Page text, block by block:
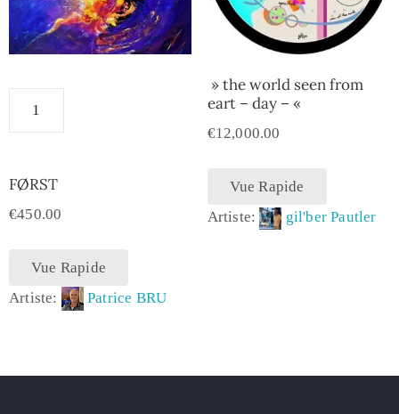
FØRST
€450.00
Vue Rapide
Artiste:
Patrice BRU
» the world seen from
eart – day – «
€12,000.00
Vue Rapide
Artiste:
gil'ber Pautler